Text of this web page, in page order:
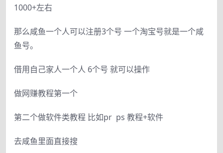
1000+左右
那么咸鱼一个人可以注册3个号 一个淘宝号就是一个咸
鱼号。
借用自己家人一个人 6个号 就可以操作
做网赚教程第一个
第二个做软件类教程 比如pr ps 教程+软件
去咸鱼里面直接搜